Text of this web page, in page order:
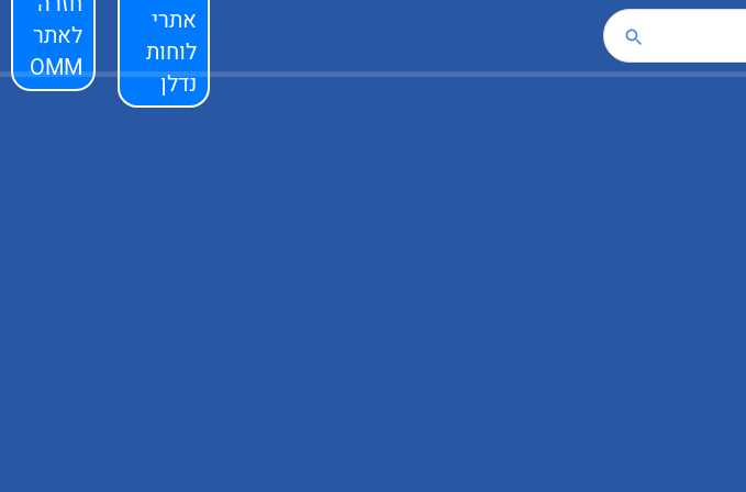
אתרי
לוחות
נדלן
לאתר
OMM